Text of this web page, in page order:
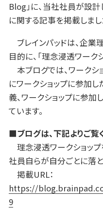
Blog」に、当社社員が設計
に関する記事を掲載しまし
ブレインパッドは、企業
目的に、「理念浸透ワーク
本ブログでは、ワークシ
にワークショップに参加
義、ワークショップに参加
ています。
■ブログは、下記よりご覧
理念浸透ワークショッ
社員自らが自分ごとに落
掲載URL：
https://
9